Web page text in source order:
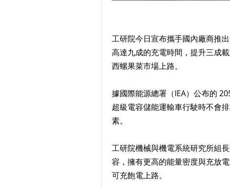
工研院今日宣布攜手國內廠商推
高達九成的充電時間，提升三成
西螺果菜市場上路。
據國際能源總署（IEA）公布的
超級電容儲能運輸車行駛時不會
素。
工研院機械與機電系統研究所組
容，擁有更高的能量密度與充放
可充飽電上路。